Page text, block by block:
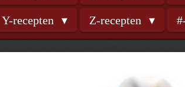
Y-recepten Z-recepten